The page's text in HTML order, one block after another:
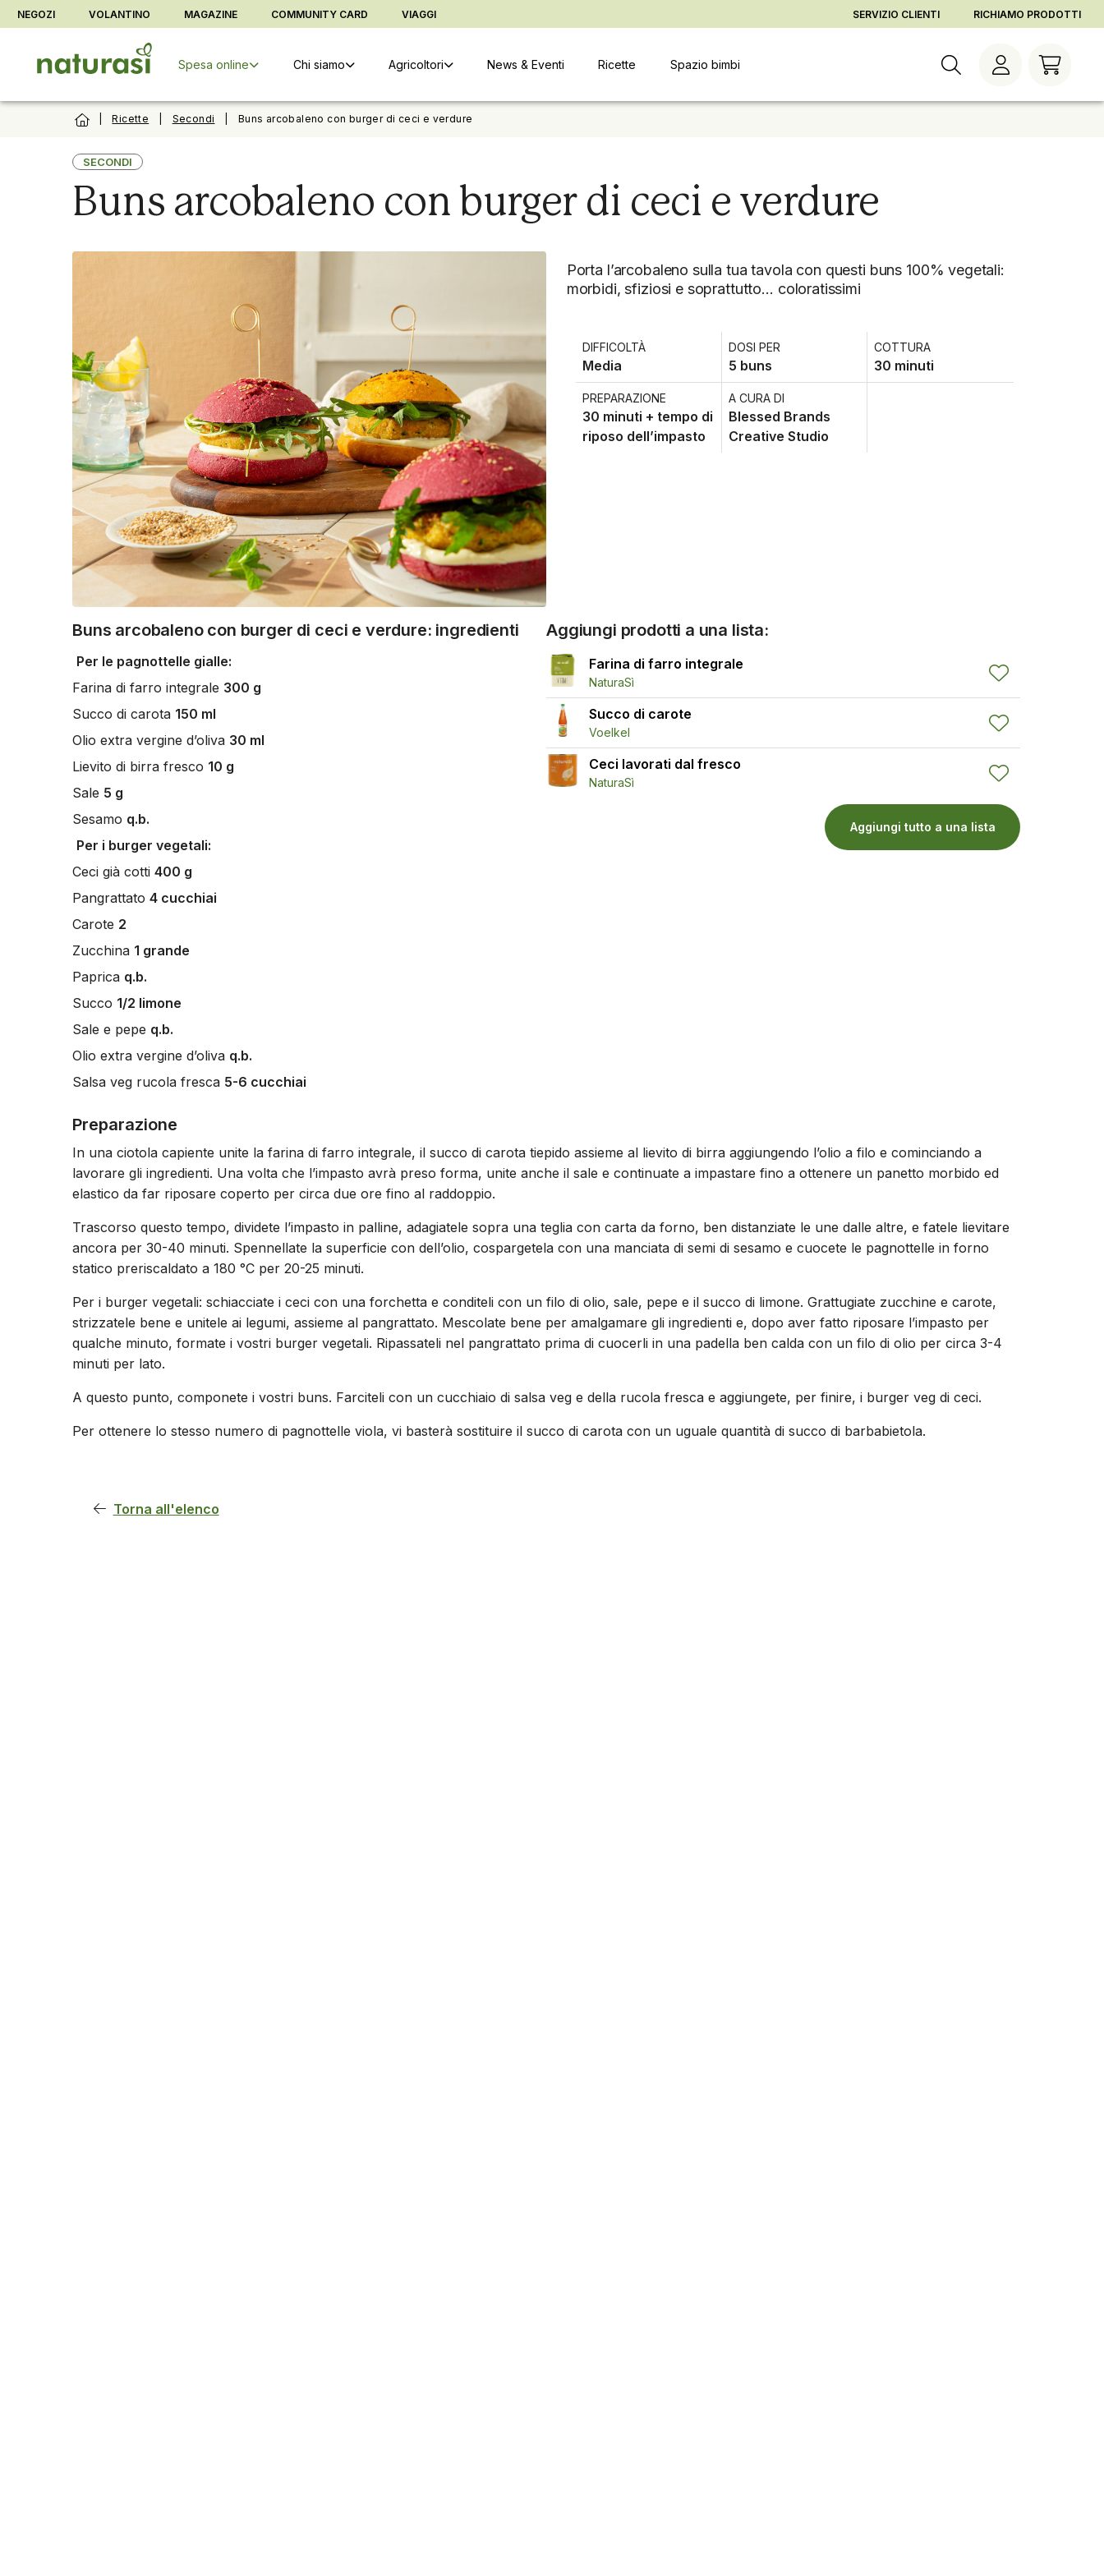
Vai alla barra di sistemaVai al contenuto principaleVai al footer Vai alle informazioni copyright Cambia orario di consegnaVai al checkoutVai agli ordini
NEGOZI VOLANTINO MAGAZINE COMMUNITY CARD VIAGGI SERVIZIO CLIENTI RICHIAMO PRODOTTI
Spesa online Chi siamo Agricoltori News & Eventi Ricette Spazio bimbi
Ricette Secondi Buns arcobaleno con burger di ceci e verdure
Buns arcobaleno con burger di ceci e verdure
Porta l’arcobaleno sulla tua tavola con questi buns 100% vegetali:
morbidi, sfiziosi e soprattutto… coloratissimi
SECONDI
Buns arcobaleno con burger di ceci e verdure: ingredienti
Per le pagnottelle gialle:
Farina di farro integrale 300 g
Succo di carota 150 ml
Olio extra vergine d’oliva 30 ml
Lievito di birra fresco 10 g
Sale 5 g
Sesamo q.b.
Per i burger vegetali:
Ceci già cotti 400 g
Pangrattato 4 cucchiai
Carote 2
Zucchina 1 grande
Paprica q.b.
Succo 1/2 limone
Sale e pepe q.b.
Olio extra vergine d’oliva q.b.
Salsa veg rucola fresca 5-6 cucchiai
Aggiungi prodotti a una lista:
Farina di farro integrale
NaturaSì
Succo di carote
Voelkel
Ceci lavorati dal fresco
NaturaSì
Aggiungi tutto a una lista
Preparazione
In una ciotola capiente unite la farina di farro integrale, il succo di carota tiepido assieme al lievito di birra aggiungendo l’olio a filo e cominciando a
lavorare gli ingredienti. Una volta che l’impasto avrà preso forma, unite anche il sale e continuate a impastare fino a ottenere un panetto morbido ed
elastico da far riposare coperto per circa due ore fino al raddoppio.
Trascorso questo tempo, dividete l’impasto in palline, adagiatele sopra una teglia con carta da forno, ben distanziate le une dalle altre, e fatele lievitare
ancora per 30-40 minuti. Spennellate la superficie con dell’olio, cospargetela con una manciata di semi di sesamo e cuocete le pagnottelle in forno
statico preriscaldato a 180 °C per 20-25 minuti.
Per i burger vegetali: schiacciate i ceci con una forchetta e conditeli con un filo di olio, sale, pepe e il succo di limone. Grattugiate zucchine e carote,
strizzatele bene e unitele ai legumi, assieme al pangrattato. Mescolate bene per amalgamare gli ingredienti e, dopo aver fatto riposare l’impasto per
qualche minuto, formate i vostri burger vegetali. Ripassateli nel pangrattato prima di cuocerli in una padella ben calda con un filo di olio per circa 3-4
minuti per lato.
A questo punto, componete i vostri buns. Farciteli con un cucchiaio di salsa veg e della rucola fresca e aggiungete, per finire, i burger veg di ceci.
Per ottenere lo stesso numero di pagnottelle viola, vi basterà sostituire il succo di carota con un uguale quantità di succo di barbabietola.
DIFFICOLTÀ
Media
DOSI PER
5 buns
COTTURA
30 minuti
PREPARAZIONE
30 minuti + tempo di
riposo dell’impasto
A CURA DI
Blessed Brands
Creative Studio
Torna all'elenco